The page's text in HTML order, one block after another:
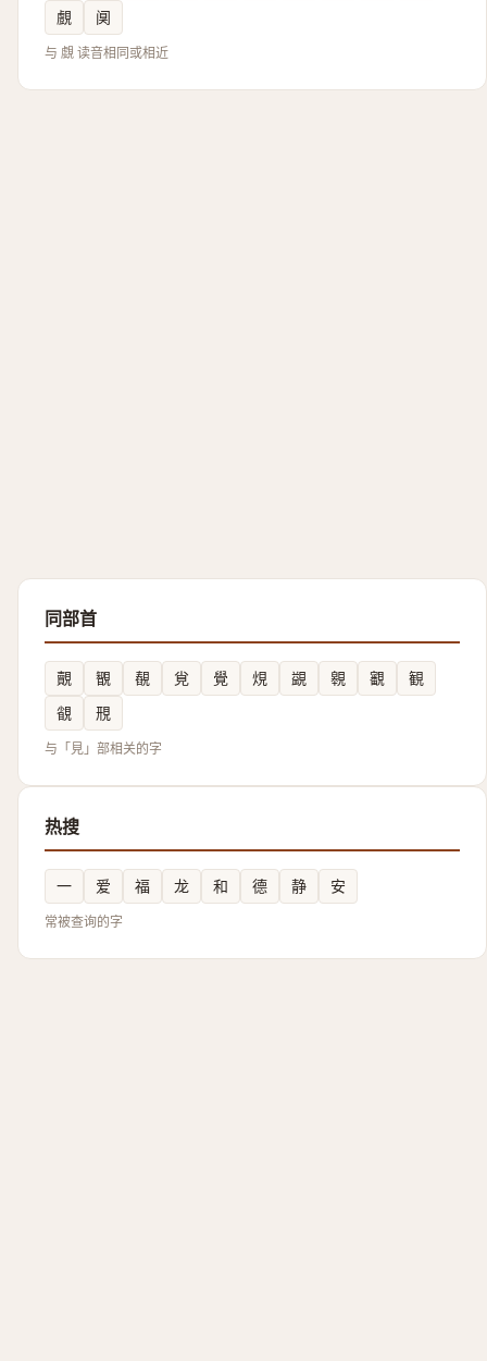
覻
阒
与 覷 读音相同或相近
同部首
覿 䚐 䚎 覍 覺 䙺 䚊 䚌 覾
観
䚇
䙹
与「見」部相关的字
热搜
一 爱 福 龙 和 德 静 安
常被查询的字